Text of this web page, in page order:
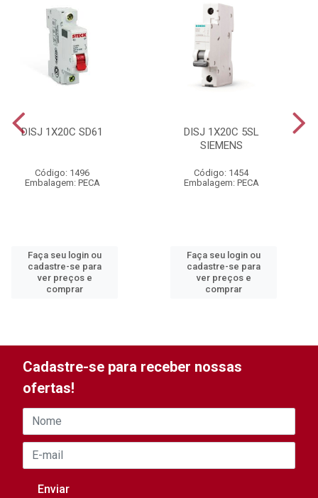
DISJ 1X20C SD61
Código: 1496
Embalagem: PECA
Faça seu login ou
cadastre-se para
ver preços e
comprar
DISJ 1X20C 5SL
SIEMENS
Código: 1454
Embalagem: PECA
Faça seu login ou
cadastre-se para
ver preços e
comprar
Cadastre-se para receber nossas
ofertas!